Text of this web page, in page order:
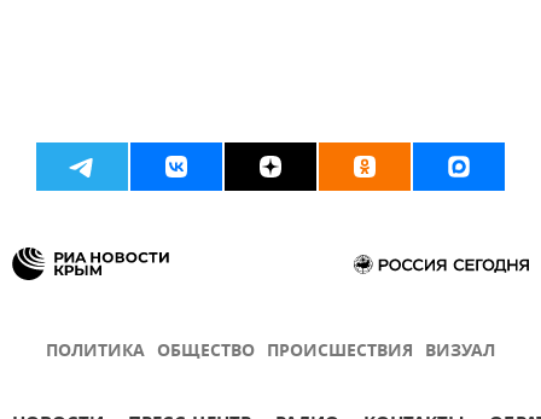
ПОЛИТИКА ОБЩЕСТВО ПРОИСШЕСТВИЯ ВИЗУАЛ